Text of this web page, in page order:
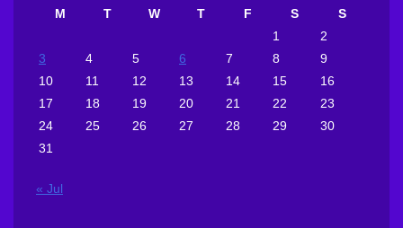
M
T W T F S
S
1
2
3
4 5 6 7 8
9
10
11 12 13 14 15
16
17
18 19 20 21 22
23
24
25 26 27 28 29
30
31
« Jul